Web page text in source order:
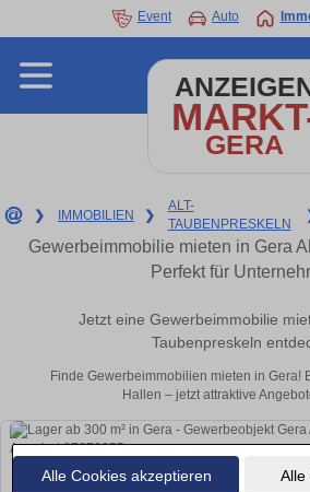
Alle Cookies akzeptieren Alle
Event Auto
GERA
❯ IMMOBILIEN ❯
ALT-
TAUBENPRESKELN
Gewerbeimmobilie mieten in Gera
Perfekt für
Jetzt eine Gewerbeimmobilie
Taubenpreskeln
Finde Gewerbeimmobilien mieten in Gera!
Hallen – jetzt attraktive